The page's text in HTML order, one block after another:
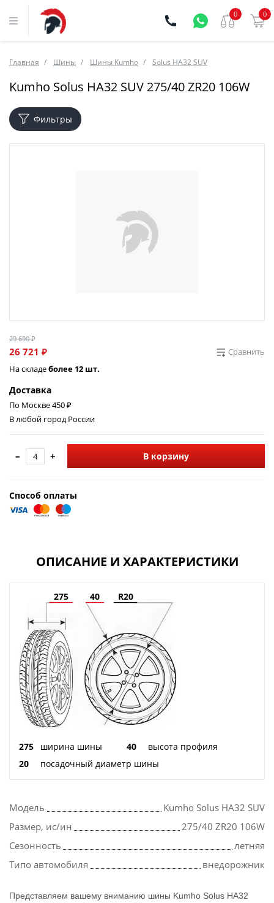
0 0
Главная Шины Шины Kumho Solus HA32 SUV
Kumho Solus HA32 SUV 275/40 ZR20 106W
Фильтры
29 690 ₽
26 721 ₽
Сравнить
На складеболее 12 шт.
Доставка
По Москве 450 ₽
В любой город России
– + В корзину
Способ оплаты
ОПИСАНИЕ И ХАРАКТЕРИСТИКИ
275 40 R20
275 ширина шины 40
высота профиля
20
посадочный диаметр шины
Модель
Kumho Solus HA32 SUV
Размер, ис/ин
275/40 ZR20 106W
Сезонность
летняя
Типо автомобиля
внедорожник
Представляем вашему вниманию шины Kumho Solus HA32